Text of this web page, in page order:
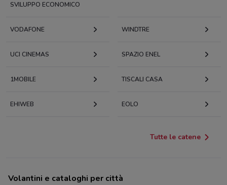
SVILUPPO ECONOMICO
VODAFONE WINDTRE
UCI CINEMAS SPAZIO ENEL
1MOBILE TISCALI CASA
EHIWEB EOLO
Tutte le catene
Volantini e cataloghi per città